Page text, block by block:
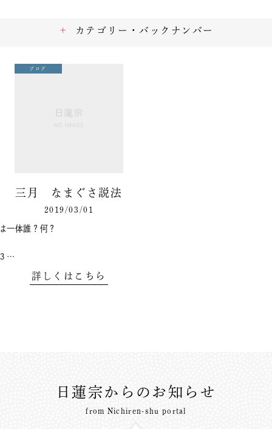
ブログ
三月 なまぐさ説法
2019/03/01
は一体誰？何？
…
詳しくはこちら
カテゴリー・バックナンバー
日蓮宗からのお知らせ
from Nichiren-shu portal